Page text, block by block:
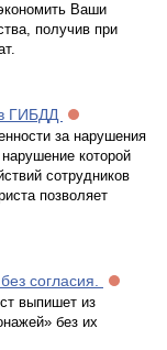
Ваши
получив при
ГИБДД
за нарушения
которой
сотрудников
позволяет
согласия.
выпишет из
без их